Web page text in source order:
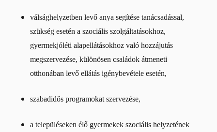
válsághelyzetben levő anya segítése tanácsadással,
szükség esetén a szociális szolgáltatásokhoz,
gyermekjóléti alapellátásokhoz való hozzájutás
megszervezése, különösen családok átmeneti
otthonában levő ellátás igénybevétele esetén,
szabadidős programokat szervezése,
a településeken élő gyermekek szociális helyzetének